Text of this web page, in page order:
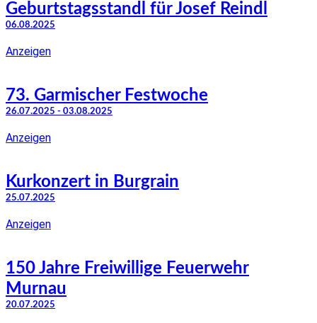
Geburtstagsstandl für Josef Reindl
06.08.2025
Anzeigen
73. Garmischer Festwoche
26.07.2025 - 03.08.2025
Anzeigen
Kurkonzert in Burgrain
25.07.2025
Anzeigen
150 Jahre Freiwillige Feuerwehr
Murnau
20.07.2025